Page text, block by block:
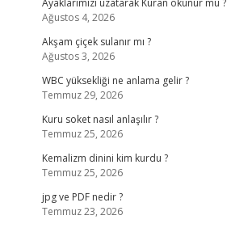
Ayaklarımızı uzatarak Kuran okunur mu ?
Ağustos 4, 2026
Akşam çiçek sulanır mı ?
Ağustos 3, 2026
WBC yüksekliği ne anlama gelir ?
Temmuz 29, 2026
Kuru soket nasıl anlaşılır ?
Temmuz 25, 2026
Kemalizm dinini kim kurdu ?
Temmuz 25, 2026
jpg ve PDF nedir ?
Temmuz 23, 2026